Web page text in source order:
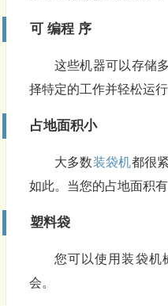
可 编程 序
这些机器可以存储
择特定的工作并轻松运
占地面积小
大多数装袋机都很
如此。当您的占地面积
塑料袋
您可以使用装袋机
会。